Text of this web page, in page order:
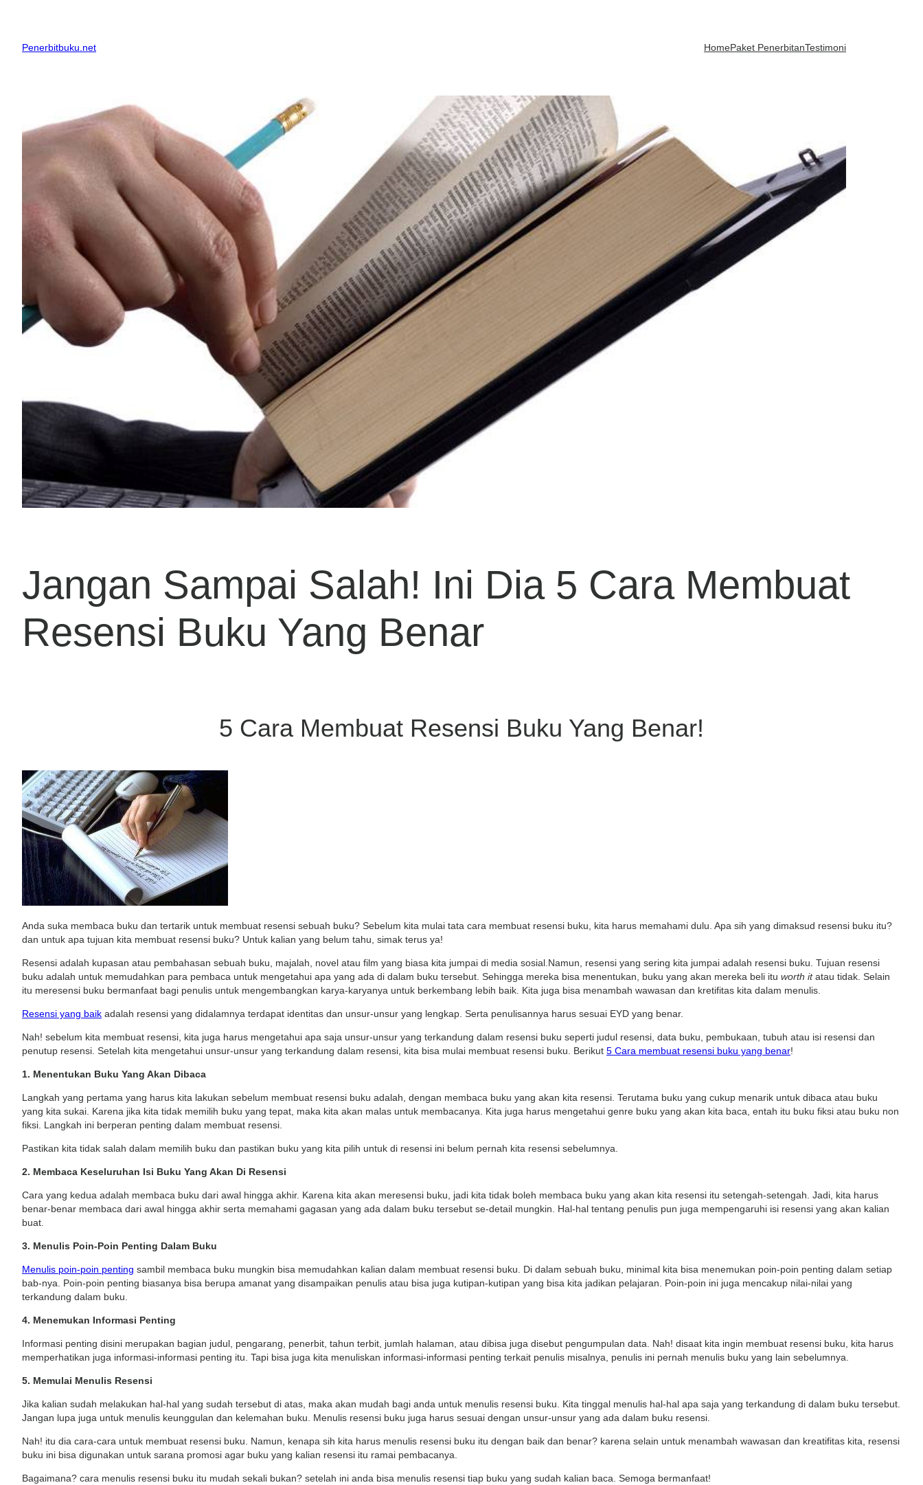
Penerbitbuku.net
HomePaket PenerbitanTestimoni
Jangan Sampai Salah! Ini Dia 5 Cara Membuat
Resensi Buku Yang Benar
5 Cara Membuat Resensi Buku Yang Benar!
Anda suka membaca buku dan tertarik untuk membuat resensi sebuah buku? Sebelum kita mulai tata cara membuat resensi buku, kita harus memahami dulu. Apa sih yang dimaksud resensi buku itu?
dan untuk apa tujuan kita membuat resensi buku? Untuk kalian yang belum tahu, simak terus ya!
Resensi adalah kupasan atau pembahasan sebuah buku, majalah, novel atau film yang biasa kita jumpai di media sosial.Namun, resensi yang sering kita jumpai adalah resensi buku. Tujuan resensi
buku adalah untuk memudahkan para pembaca untuk mengetahui apa yang ada di dalam buku tersebut. Sehingga mereka bisa menentukan, buku yang akan mereka beli itu worth itatau tidak. Selain
itu meresensi buku bermanfaat bagi penulis untuk mengembangkan karya-karyanya untuk berkembang lebih baik. Kita juga bisa menambah wawasan dan kretifitas kita dalam menulis.
Resensi yang baik adalah resensi yang didalamnya terdapat identitas dan unsur-unsur yang lengkap. Serta penulisannya harus sesuai EYD yang benar.
Nah! sebelum kita membuat resensi, kita juga harus mengetahui apa saja unsur-unsur yang terkandung dalam resensi buku seperti judul resensi, data buku, pembukaan, tubuh atau isi resensi dan
penutup resensi. Setelah kita mengetahui unsur-unsur yang terkandung dalam resensi, kita bisa mulai membuat resensi buku. Berikut 5 Cara membuat resensi buku yang benar!
1. Menentukan Buku Yang Akan Dibaca
Langkah yang pertama yang harus kita lakukan sebelum membuat resensi buku adalah, dengan membaca buku yang akan kita resensi. Terutama buku yang cukup menarik untuk dibaca atau buku
yang kita sukai. Karena jika kita tidak memilih buku yang tepat, maka kita akan malas untuk membacanya. Kita juga harus mengetahui genre buku yang akan kita baca, entah itu buku fiksi atau buku non
fiksi. Langkah ini berperan penting dalam membuat resensi.
Pastikan kita tidak salah dalam memilih buku dan pastikan buku yang kita pilih untuk di resensi ini belum pernah kita resensi sebelumnya.
2. Membaca Keseluruhan Isi Buku Yang Akan Di Resensi
Cara yang kedua adalah membaca buku dari awal hingga akhir. Karena kita akan meresensi buku, jadi kita tidak boleh membaca buku yang akan kita resensi itu setengah-setengah. Jadi, kita harus
benar-benar membaca dari awal hingga akhir serta memahami gagasan yang ada dalam buku tersebut se-detail mungkin. Hal-hal tentang penulis pun juga mempengaruhi isi resensi yang akan kalian
buat.
3. Menulis Poin-Poin Penting Dalam Buku
Menulis poin-poin penting sambil membaca buku mungkin bisa memudahkan kalian dalam membuat resensi buku. Di dalam sebuah buku, minimal kita bisa menemukan poin-poin penting dalam setiap
bab-nya. Poin-poin penting biasanya bisa berupa amanat yang disampaikan penulis atau bisa juga kutipan-kutipan yang bisa kita jadikan pelajaran. Poin-poin ini juga mencakup nilai-nilai yang
terkandung dalam buku.
4. Menemukan Informasi Penting
Informasi penting disini merupakan bagian judul, pengarang, penerbit, tahun terbit, jumlah halaman, atau dibisa juga disebut pengumpulan data. Nah! disaat kita ingin membuat resensi buku, kita harus
memperhatikan juga informasi-informasi penting itu. Tapi bisa juga kita menuliskan informasi-informasi penting terkait penulis misalnya, penulis ini pernah menulis buku yang lain sebelumnya.
5. Memulai Menulis Resensi
Jika kalian sudah melakukan hal-hal yang sudah tersebut di atas, maka akan mudah bagi anda untuk menulis resensi buku. Kita tinggal menulis hal-hal apa saja yang terkandung di dalam buku tersebut.
Jangan lupa juga untuk menulis keunggulan dan kelemahan buku. Menulis resensi buku juga harus sesuai dengan unsur-unsur yang ada dalam buku resensi.
Nah! itu dia cara-cara untuk membuat resensi buku. Namun, kenapa sih kita harus menulis resensi buku itu dengan baik dan benar? karena selain untuk menambah wawasan dan kreatifitas kita, resensi
buku ini bisa digunakan untuk sarana promosi agar buku yang kalian resensi itu ramai pembacanya.
Bagaimana? cara menulis resensi buku itu mudah sekali bukan? setelah ini anda bisa menulis resensi tiap buku yang sudah kalian baca. Semoga bermanfaat!